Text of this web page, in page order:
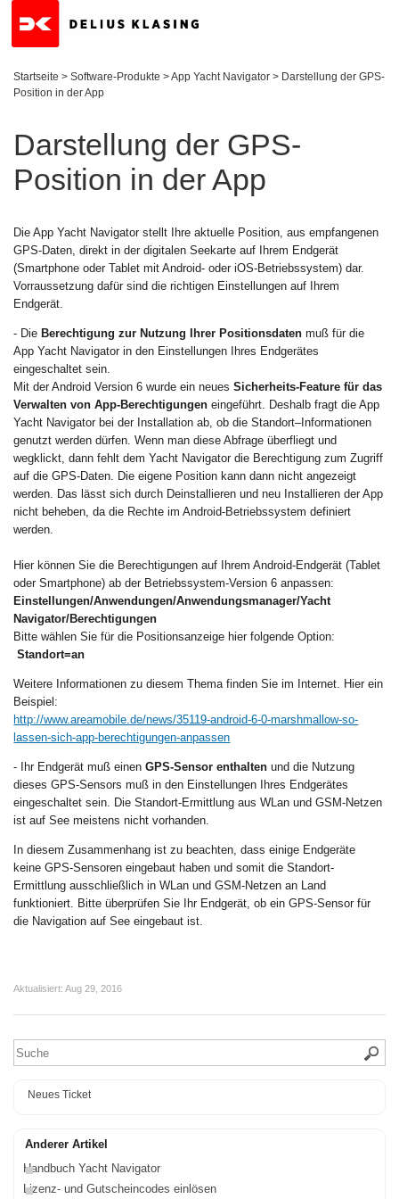
Startseite > Software-Produkte >App Yacht Navigator > Darstellung der GPS-
Position in der App
Darstellung der GPS-
Position in der App
Die App Yacht Navigator stellt Ihre aktuelle Position, aus empfangenen
GPS-Daten, direkt in der digitalen Seekarte auf Ihrem Endgerät
(Smartphone oder Tablet mit Android- oder iOS-Betriebssystem) dar.
Vorraussetzung dafür sind die richtigen Einstellungen auf Ihrem
Endgerät.
- Die Berechtigung zur Nutzung Ihrer Positionsdaten muß für die
App Yacht Navigator in den Einstellungen Ihres Endgerätes
eingeschaltet sein.
Mit der Android Version 6 wurde ein neuesSicherheits-Feature für das
Verwalten von App-Berechtigungeneingeführt. Deshalb fragt die App
Yacht Navigator bei der Installation ab, ob die Standort–Informationen
genutzt werden dürfen. Wenn man diese Abfrage überfliegt und
wegklickt, dann fehlt dem Yacht Navigator die Berechtigung zum Zugriff
auf die GPS-Daten. Die eigene Position kann dann nicht angezeigt
werden. Das lässt sich durch Deinstallieren und neu Installieren der App
nicht beheben, da die Rechte im Android-Betriebssystem definiert
werden.
Hier können Sie die Berechtigungen auf Ihrem Android-Endgerät (Tablet
oder Smartphone) ab der Betriebssystem-Version 6 anpassen:
Einstellungen/Anwendungen/Anwendungsmanager/Yacht
Navigator/Berechtigungen
Bitte wählen Sie für die Positionsanzeige hier folgende Option:
Standort=an
Weitere Informationen zu diesem Thema finden Sie im Internet. Hier ein
Beispiel:
http://www.areamobile.de/news/35119-android-6-0-marshmallow-so-
lassen-sich-app-berechtigungen-anpassen
- Ihr Endgerät muß einenGPS-Sensor enthalten und die Nutzung
dieses GPS-Sensors muß in den Einstellungen Ihres Endgerätes
eingeschaltet sein. Die Standort-Ermittlung aus WLan und GSM-Netzen
ist auf See meistens nicht vorhanden.
In diesem Zusammenhang ist zu beachten, dass einige Endgeräte
keine GPS-Sensoren eingebaut haben und somit die Standort-
Ermittlung ausschließlich in WLan und GSM-Netzen an Land
funktioniert. Bitte überprüfen Sie Ihr Endgerät, ob ein GPS-Sensor für
die Navigation auf See eingebaut ist.
Aktualisiert: Aug 29, 2016
Neues Ticket
Anderer Artikel
Handbuch Yacht Navigator
Lizenz- und Gutscheincodes einlösen